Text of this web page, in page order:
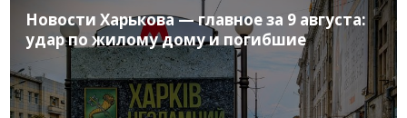
Новости Харькова — главное за 9 августа:
удар по жилому дому и погибшие